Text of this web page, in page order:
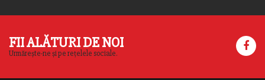
FII ALĂTURI DE NOI
Urmărește-ne și pe rețelele sociale.